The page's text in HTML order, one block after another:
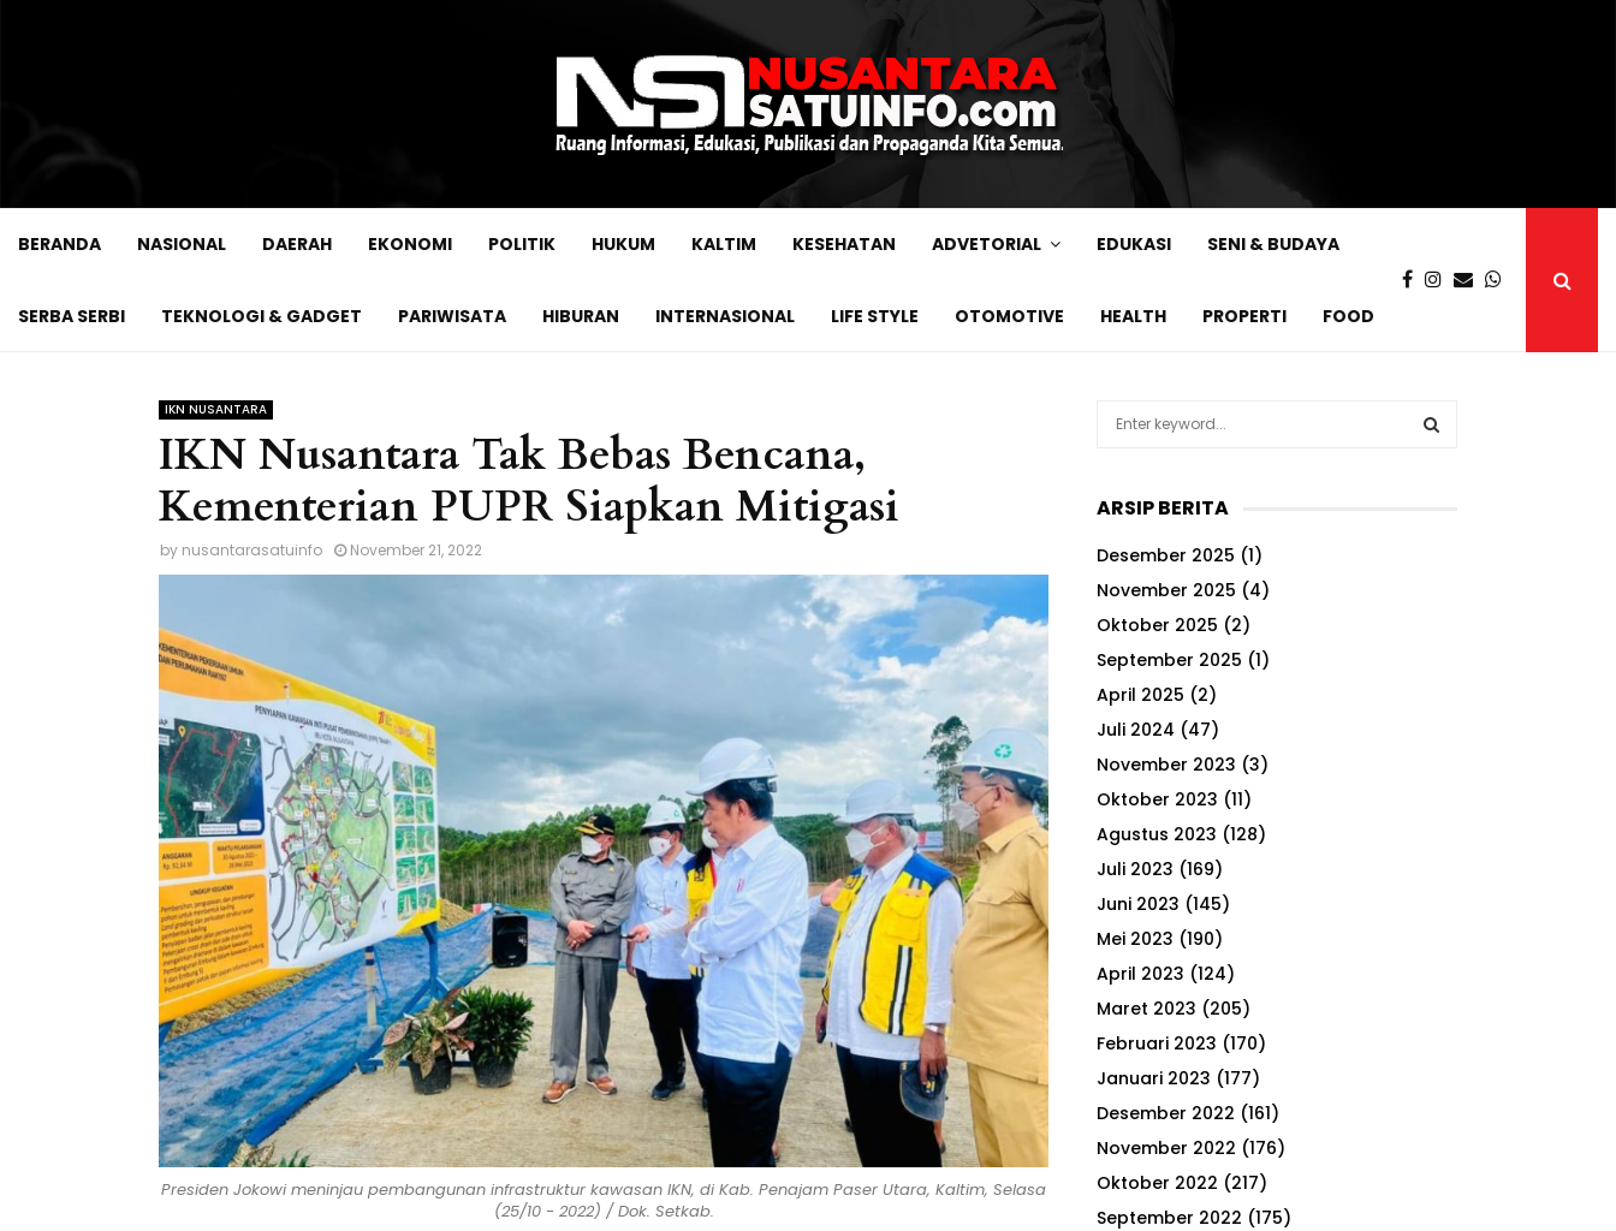
BERANDA NASIONAL DAERAH EKONOMI POLITIK HUKUM KALTIM KESEHATAN ADVETORIAL EDUKASI SENI & BUDAYA
SERBA SERBI TEKNOLOGI & GADGET PARIWISATA HIBURAN INTERNASIONAL LIFE STYLE OTOMOTIVE HEALTH PROPERTI FOOD
IKN NUSANTARA
IKN Nusantara Tak Bebas Bencana,
Kementerian PUPR Siapkan Mitigasi
by nusantarasatuinfo November 21, 2022
Presiden Jokowi meninjau pembangunan infrastruktur kawasan IKN, di Kab. Penajam Paser Utara, Kaltim, Selasa
(25/10 - 2022) / Dok. Setkab.
c
f
o
r
ARSIP BERITA
Desember 2025 (1)
November 2025 (4)
Oktober 2025 (2)
September 2025 (1)
April 2025 (2)
Juli 2024 (47)
November 2023 (3)
Oktober 2023 (11)
Agustus 2023 (128)
Juli 2023 (169)
Juni 2023 (145)
Mei 2023 (190)
April 2023 (124)
Maret 2023 (205)
Februari 2023 (170)
Januari 2023 (177)
Desember 2022 (161)
November 2022 (176)
Oktober 2022 (217)
September 2022 (175)